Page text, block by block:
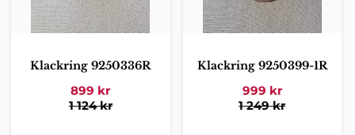
Klackring 9250336R
899 kr
1 124kr
Klackring 9250399-1R
999 kr
1 249kr